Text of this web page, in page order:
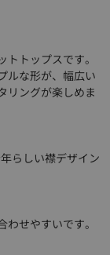
トップスです。
ルな形が、幅広い
リングが楽しめま
らしい襟デザイン
せやすいです。